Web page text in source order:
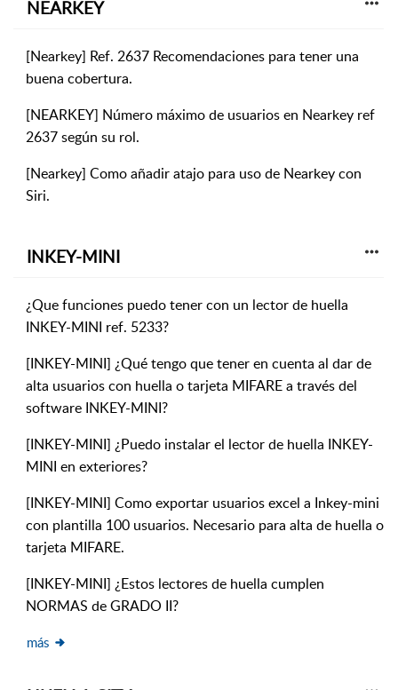
NEARKEY
[Nearkey] Ref. 2637 Recomendaciones para tener una
buena cobertura.
[NEARKEY] Número máximo de usuarios en Nearkey ref
2637 según su rol.
[Nearkey] Como añadir atajo para uso de Nearkey con
Siri.
INKEY-MINI
¿Que funciones puedo tener con un lector de huella
INKEY-MINI ref. 5233?
[INKEY-MINI] ¿Qué tengo que tener en cuenta al dar de
alta usuarios con huella o tarjeta MIFARE a través del
software INKEY-MINI?
[INKEY-MINI] ¿Puedo instalar el lector de huella INKEY-
MINI en exteriores?
[INKEY-MINI] Como exportar usuarios excel a Inkey-mini
con plantilla 100 usuarios. Necesario para alta de huella o
tarjeta MIFARE.
[INKEY-MINI] ¿Estos lectores de huella cumplen
NORMAS de GRADO II?
más